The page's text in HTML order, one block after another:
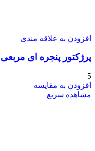
افزودن به علاقه مندی
پرژکتور پنجره ای مربعی 120 وات صبا ترانس
5
افزودن به مقایسه
مشاهده سریع